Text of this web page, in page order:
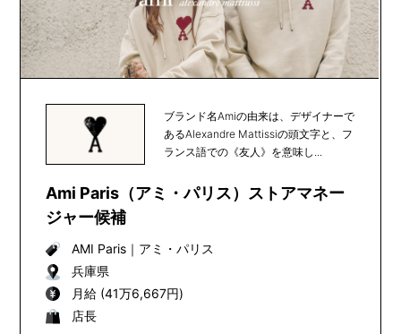
ブランド名Amiの由来は、デザイナーで
あるAlexandre Mattissiの頭文字と、フ
ランス語での《友人》を意味し...
Ami Paris（アミ・パリス）ストアマネー
ジャー候補
AMI Paris｜ アミ・パリス
兵庫県
月給 (41万6,667円)
店長